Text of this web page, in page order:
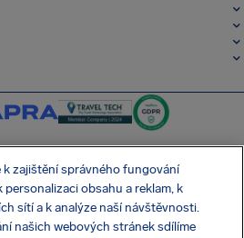
SocialTwitter
SocialInstagram
SocialLinkedin
NAŠI BEZPLATNOU APLIKACI
zajištění správného fungování
obsahu a reklam, k
sítí a k analýze naší návštěvnosti.
našich webových stránek sdílíme